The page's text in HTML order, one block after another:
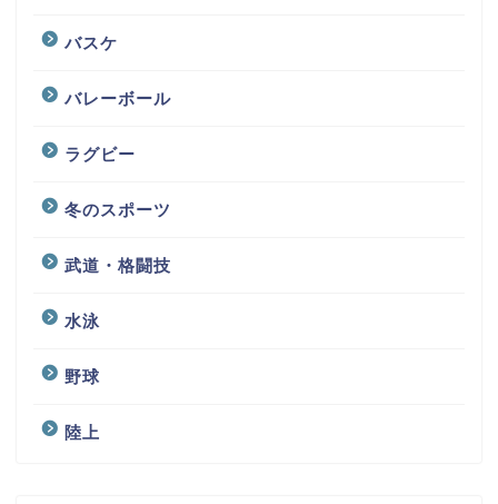
バスケ
バレーボール
ラグビー
冬のスポーツ
武道・格闘技
水泳
野球
陸上